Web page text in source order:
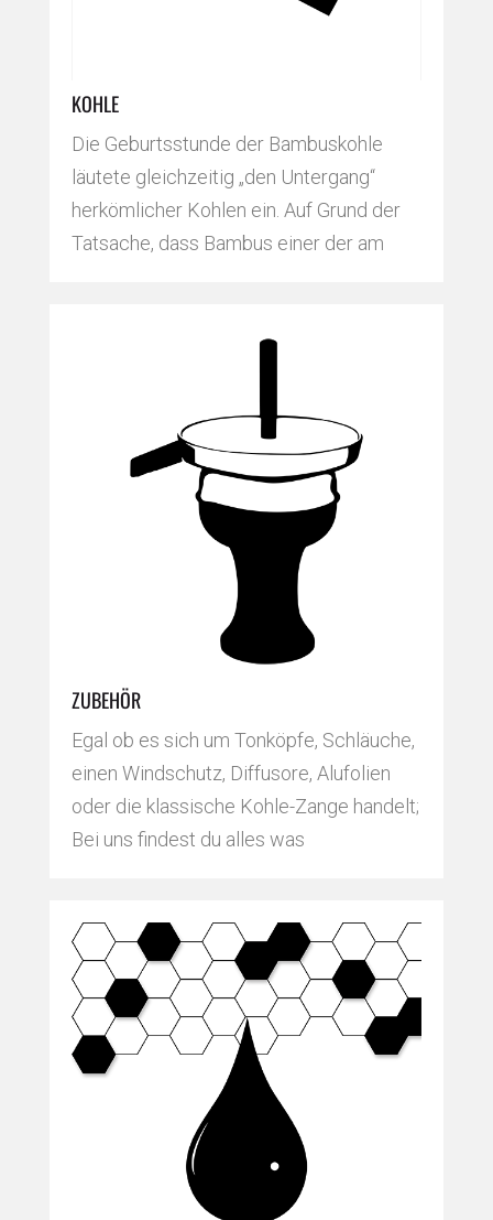
KOHLE
Die Geburtsstunde der Bambuskohle
läutete gleichzeitig „den Untergang“
herkömlicher Kohlen ein. Auf Grund der
Tatsache, dass Bambus einer der am
ZUBEHÖR
Egal ob es sich um Tonköpfe, Schläuche,
einen Windschutz, Diffusore, Alufolien
oder die klassische Kohle-Zange handelt;
Bei uns findest du alles was